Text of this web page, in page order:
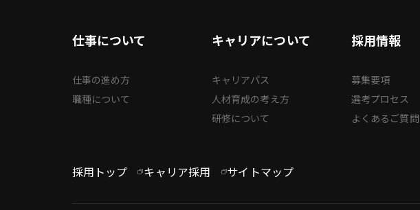
仕事について
仕事の進め方
職種について
キャリアについて
キャリアパス
人材育成の考え方
研修について
採用情報
募集要項
選考プロセス
よくあるご質問
採用トップ キャリア採用 サイトマップ